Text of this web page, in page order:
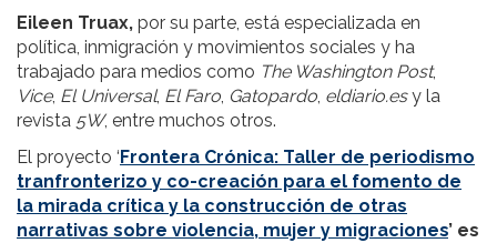
Eileen Truax, por su parte, está especializada en
política, inmigración y movimientos sociales y ha
trabajado para medios como The Washington Post,
Vice, El Universal, El Faro, Gatopardo, eldiario.esy la
revista 5W, entre muchos otros.
El proyecto ‘ Frontera Crónica: Taller de periodismo
tranfronterizo y co-creación para el fomento de
la mirada crítica y la construcción de otras
narrativas sobre violencia, mujer y migraciones’ es